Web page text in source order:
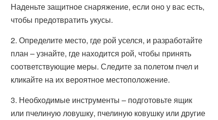
Наденьте защитное снаряжение, если оно у вас есть,
чтобы предотвратить укусы.
2. Определите место, где рой уселся, и разработайте
план – узнайте, где находится рой, чтобы принять
соответствующие меры. Следите за полетом пчел и
кликайте на их вероятное местоположение.
3. Необходимые инструменты – подготовьте ящик
или пчелиную ловушку, пчелиную ковушку или другие